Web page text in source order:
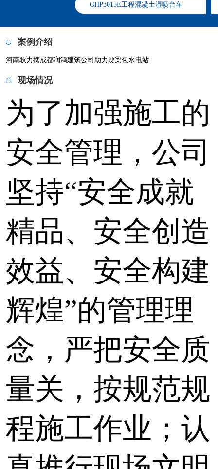
​GHP3015E工程混凝土湿喷台车
案例介绍
河南耿力携成都润鸿建筑公司助力硬梁包水电站
现场情况
为了加强施工的
安全管理，公司
坚持“安全成就
精品、安全创造
效益、安全构建
辉煌”的管理理
念，严把安全质
量关，按规范规
程施工作业；认